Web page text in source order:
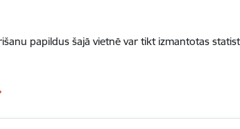
papildus šajā vietnē var tikt izmantotas